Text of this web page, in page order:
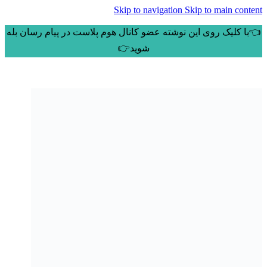
Skip to navigation Skip to main content
👈با کلیک روی این نوشته عضو کانال هوم پلاست در پیام رسان بله
شوید👉